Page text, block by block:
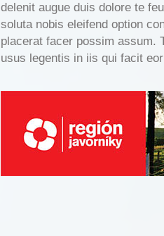
delenit augue duis dolore te
soluta nobis eleifend option
placerat facer possim assum.
usus legentis in iis qui facit